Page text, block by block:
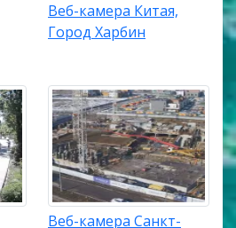
Веб-камера Китая,
Город Харбин
Веб-камера Санкт-